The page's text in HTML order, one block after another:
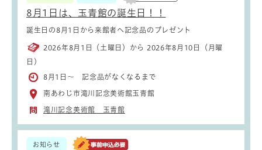
8月1日は、玉青館の誕生日！！
誕生日の8月1日から来館者へ記念品のプレゼント
2026年8月1日（土曜日）から 2026年8月10日（月曜
日）
8月1日～ 記念品がなくなるまで
南あわじ市滝川記念美術館玉青館
滝川記念美術館 玉青館
お知らせ